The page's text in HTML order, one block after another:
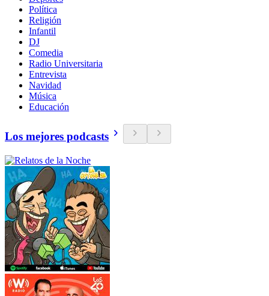
Política
Religión
Infantil
DJ
Comedia
Radio Universitaria
Entrevista
Navidad
Música
Educación
Los mejores podcasts